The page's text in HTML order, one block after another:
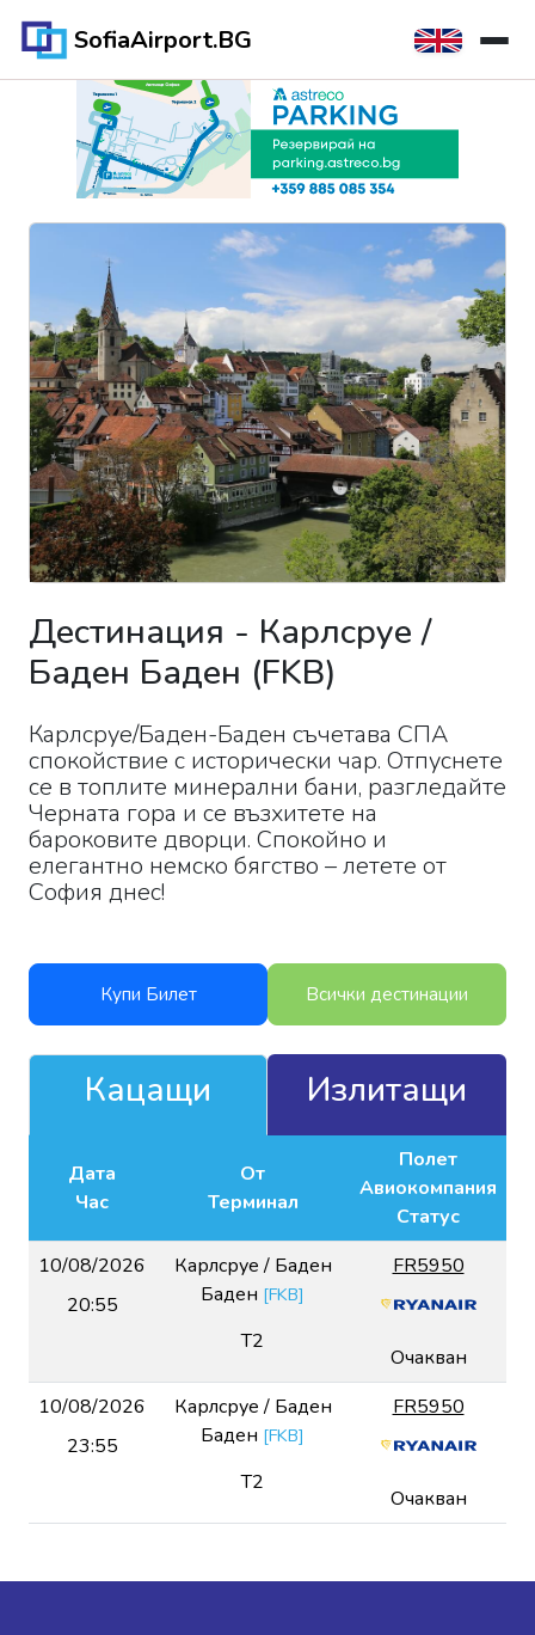
SofiaAirport.BG
Дестинация - Карлсруе /
Баден Баден (FKB)
Карлсруе/Баден-Баден съчетава СПА
спокойствие с исторически чар. Отпуснете
се в топлите минерални бани, разгледайте
Черната гора и се възхитете на
бароковите дворци. Спокойно и
елегантно немско бягство – летете от
София днес!
Купи Билет Всички дестинации
Кацащи Излитащи
Дата
Час
От
Терминал
Полет
Авиокомпания
Статус
10/08/2026
20:55
Карлсруе / Баден
Баден [FKB]
T2
FR5950
Очакван
10/08/2026
23:55
Карлсруе / Баден
Баден [FKB]
T2
FR5950
Очакван